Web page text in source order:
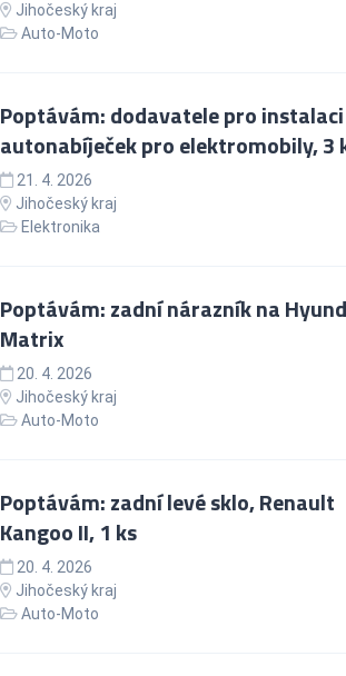
Jihočeský kraj
Auto-Moto
Poptávám: dodavatele pro instalaci
autonabíječek pro elektromobily, 3
21. 4. 2026
Jihočeský kraj
Elektronika
Poptávám: zadní nárazník na
Matrix
20. 4. 2026
Jihočeský kraj
Auto-Moto
Poptávám: zadní levé sklo, Renault
Kangoo II, 1 ks
20. 4. 2026
Jihočeský kraj
Auto-Moto